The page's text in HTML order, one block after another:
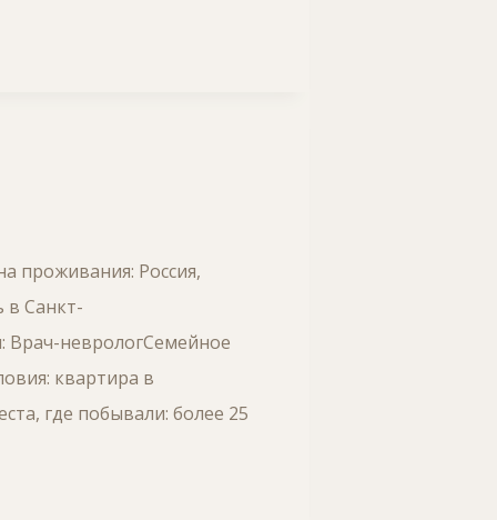
проживания: Россия,
в Санкт-
Врач-неврологСемейное
квартира в
где побывали: более 25